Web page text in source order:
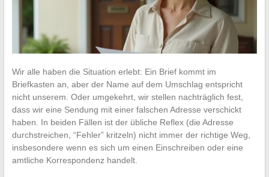
Wir alle haben die Situation erlebt: Ein Brief kommt im
Briefkasten an, aber der Name auf dem Umschlag entspricht
nicht unserem. Oder umgekehrt, wir stellen nachträglich fest,
dass wir eine Sendung mit einer falschen Adresse verschickt
haben. In beiden Fällen ist der übliche Reflex (die Adresse
durchstreichen, “Fehler” kritzeln) nicht immer der richtige Weg,
insbesondere wenn es sich um einen Einschreiben oder eine
amtliche Korrespondenz handelt.